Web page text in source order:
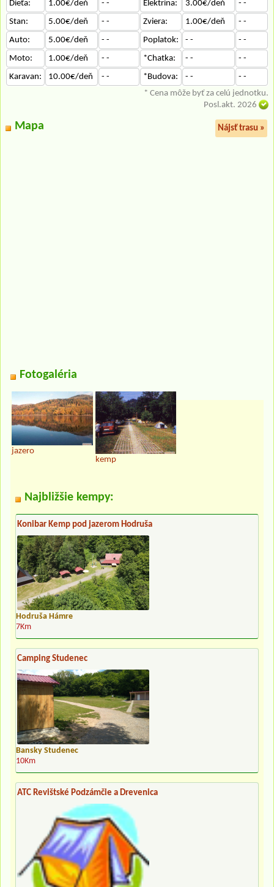
Dieťa: 1.00€/deň - - Elektrina: 3.00€/deň
- -
Stan:
5.00€/deň - - Zviera: 1.00€/deň
- -
Auto:
5.00€/deň - - Poplatok: - -
- -
Moto:
1.00€/deň - - *Chatka: - -
- -
Karavan:
10.00€/deň - - *Budova: - -
- -
* Cena môže byť za celú jednotku.
Posl.akt. 2026
Mapa Nájsť trasu »
Fotogaléria
jazero
kemp
Najbližšie kempy:
Konibar Kemp pod jazerom Hodruša
Hodruša Hámre
7Km
Camping Studenec
Bansky Studenec
10Km
ATC Revištské Podzámčie a Drevenica